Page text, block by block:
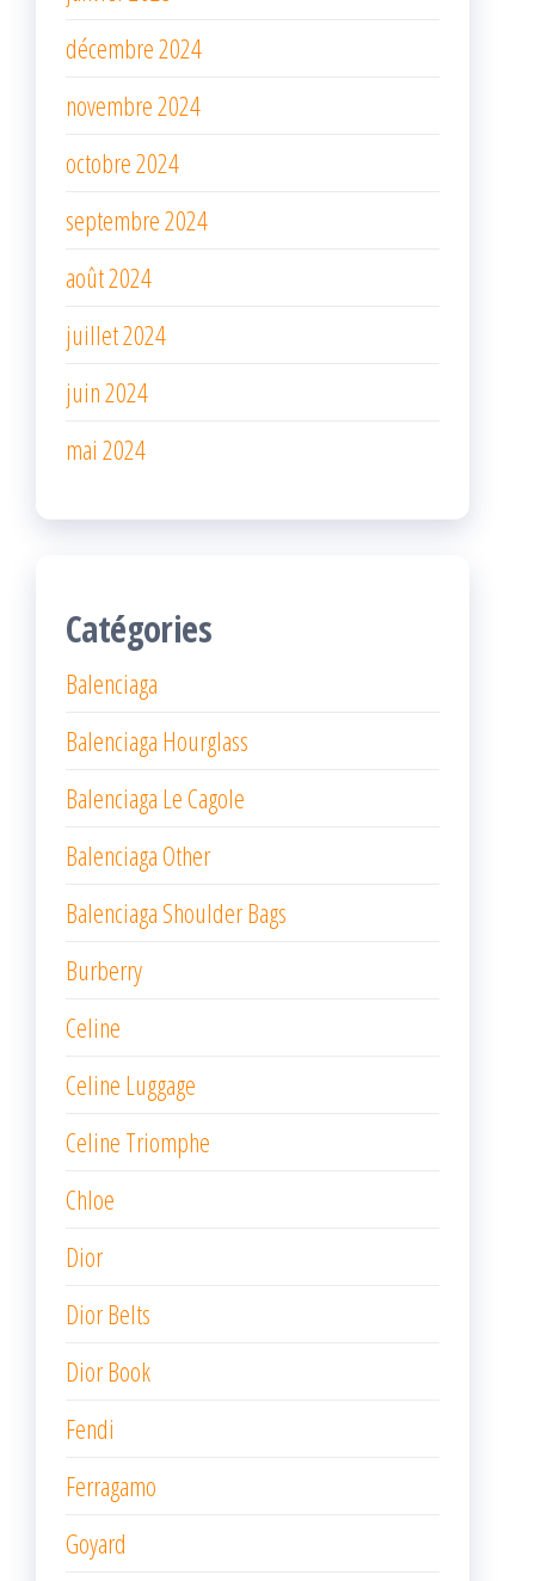
décembre 2024
novembre 2024
octobre 2024
septembre 2024
août 2024
juillet 2024
juin 2024
mai 2024
Catégories
Balenciaga
Balenciaga Hourglass
Balenciaga Le Cagole
Balenciaga Other
Balenciaga Shoulder Bags
Burberry
Celine
Celine Luggage
Celine Triomphe
Chloe
Dior
Dior Belts
Dior Book
Fendi
Ferragamo
Goyard